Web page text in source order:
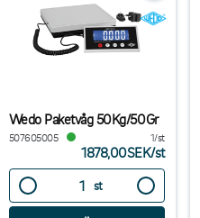
Wedo Paketvåg 50Kg/50Gr
507605005 1/st
1878,00SEK/st
st